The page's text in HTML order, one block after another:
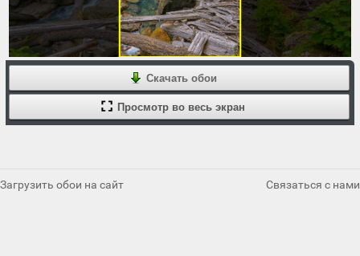
Скачать обои
Просмотр во весь экран
Загрузить обои на сайт Связаться с нами